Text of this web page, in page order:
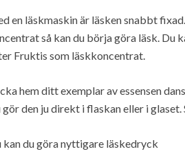
en läskmaskin är läsken snabbt
så kan du börja göra läsk. Du
Fruktis som läskkoncentrat.
hem ditt exemplar av essensen
gör den ju direkt i flaskan eller i
kan du göra nyttigare läskedryck